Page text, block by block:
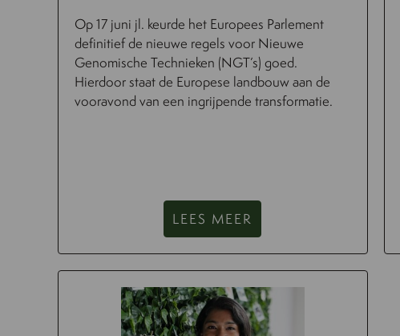
Op 17 juni jl. keurde het Europees Parlement
definitief de nieuwe regels voor Nieuwe
Genomische Technieken (NGT’s) goed.
Hierdoor staat de Europese landbouw aan de
vooravond van een ingrijpende transformatie.
LEES MEER